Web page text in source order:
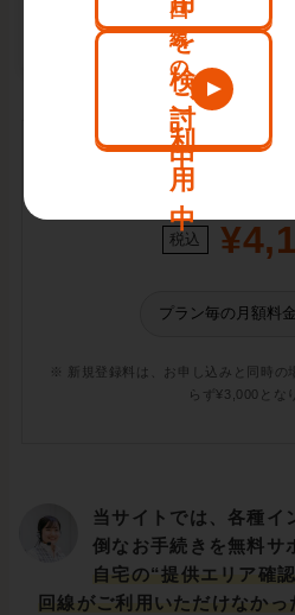
オンライン会議中も映像や音声
レスフリー！
税込
プラン毎の月額料
※ 新規登録料は、お申し込みと同時の
らず¥3,000とな
当サイトでは、各種イ
倒なお手続きを無料サ
自宅の“提供エリア確
回線がご利用いただけなか